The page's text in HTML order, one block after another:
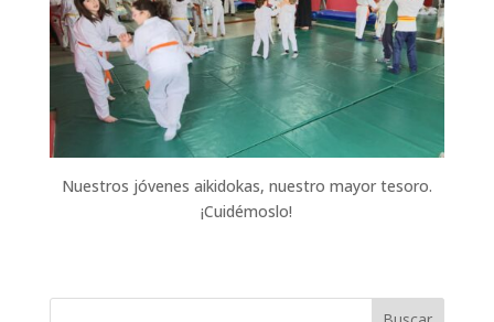
Nuestros jóvenes aikidokas, nuestro mayor tesoro.
¡Cuidémoslo!